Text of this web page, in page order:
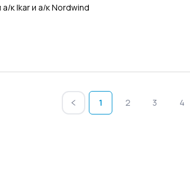
к Ikar и a/к Nordwind
1 2 3 4